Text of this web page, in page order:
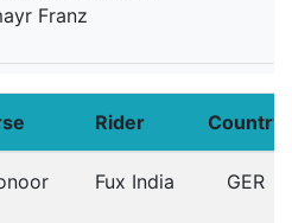
Franz
Rider Country
Fux India GER